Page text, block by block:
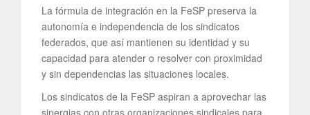
La fórmula de integración en la FeSP preserva la
autonomía e independencia de los sindicatos
federados, que así mantienen su identidad y su
capacidad para atender o resolver con proximidad
y sin dependencias las situaciones locales.
Los sindicatos de la FeSP aspiran a aprovechar las
sinergias con otras organizaciones sindicales para